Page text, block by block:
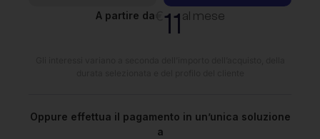
A partire da 11al mese
Oppure effettua il pagamento in un’unica soluzione
a